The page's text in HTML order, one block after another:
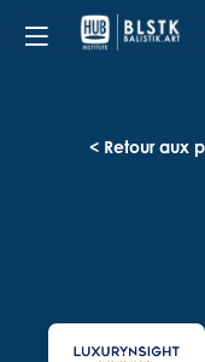
< Retour aux